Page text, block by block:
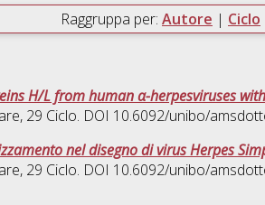
Raggruppa per: Autore | Ciclo
H/L from human α-herpesviruses
, 29 Ciclo. DOI 10.6092/unibo/
nel disegno di virus Herpes
, 29 Ciclo. DOI 10.6092/unibo/